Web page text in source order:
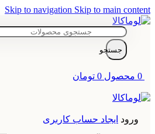
Skip to navigation Skip to main content
جستجو
0 محصول 0 تومان
ورود ایجاد حساب کاربری